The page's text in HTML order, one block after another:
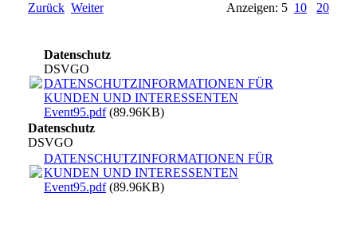
Zurück Weiter Anzeigen: 5 10 20
Datenschutz
DSVGO
DATENSCHUTZINFORMATIONEN FÜR
KUNDEN UND INTERESSENTEN
Event95.pdf(89.96KB)
Datenschutz
DSVGO
DATENSCHUTZINFORMATIONEN FÜR
KUNDEN UND INTERESSENTEN
Event95.pdf(89.96KB)